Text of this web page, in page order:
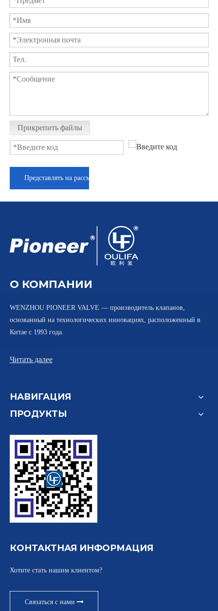
Прикрепить файлы
Представлять на рассмотрение
О КОМПАНИИ
WENZHOU PIONEER VALVE — производитель клапанов,
основанный на технологических инновациях, расположенный в
Китае с 1993 года.
Читать далее
НАВИГАЦИЯ
ПРОДУКТЫ
КОНТАКТНАЯ ИНФОРМАЦИЯ
Хотите стать нашим клиентом?
Связаться с нами